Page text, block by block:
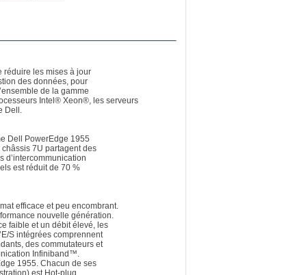
réduire les mises à jour
des données, pour
de la gamme
Intel® Xeon®, les serveurs
Dell.
Dell PowerEdge 1955
7U partagent des
d’intercommunication
est réduit de 70 %
efficace et peu encombrant.
nouvelle génération.
faible et un débit élevé, les
S intégrées comprennent
des commutateurs et
Infiniband™.
1955. Chacun de ses
est Hot-plug